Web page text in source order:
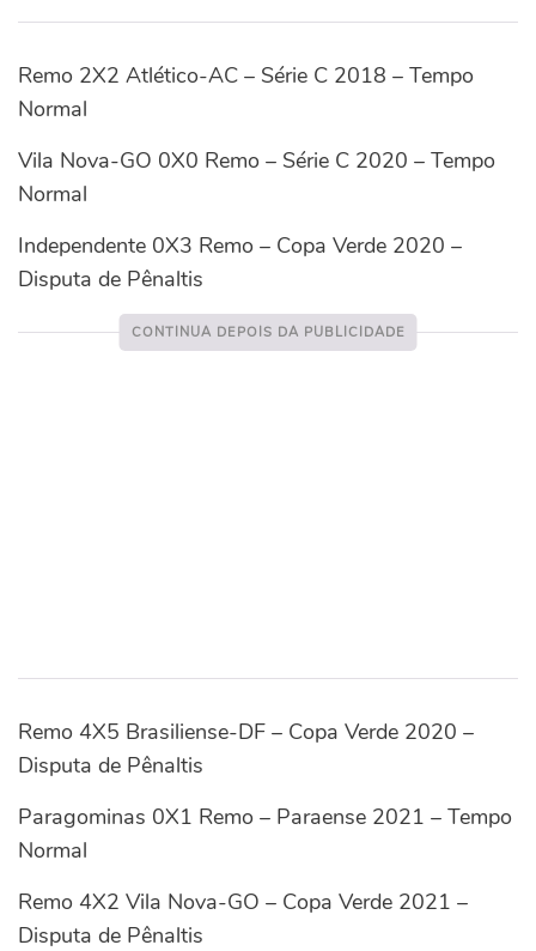
Remo 2X2 Atlético-AC – Série C 2018 – Tempo
Normal
Vila Nova-GO 0X0 Remo – Série C 2020 – Tempo
Normal
Independente 0X3 Remo – Copa Verde 2020 –
Disputa de Pênaltis
Remo 4X5 Brasiliense-DF – Copa Verde 2020 –
Disputa de Pênaltis
Paragominas 0X1 Remo – Paraense 2021 – Tempo
Normal
Remo 4X2 Vila Nova-GO – Copa Verde 2021 –
Disputa de Pênaltis